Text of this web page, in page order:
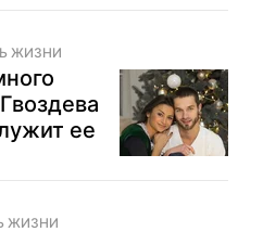
ЖИЗНИ
ее
ЖИЗНИ